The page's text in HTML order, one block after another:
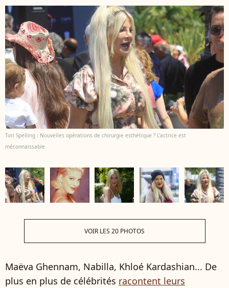
Tori Spelling : Nouvelles opérations de chirurgie esthétique ? L'actrice est
méconnaissable
VOIR LES 20 PHOTOS
Maëva Ghennam, Nabilla, Khloé Kardashian... De
plus en plus de célébrités racontent leurs